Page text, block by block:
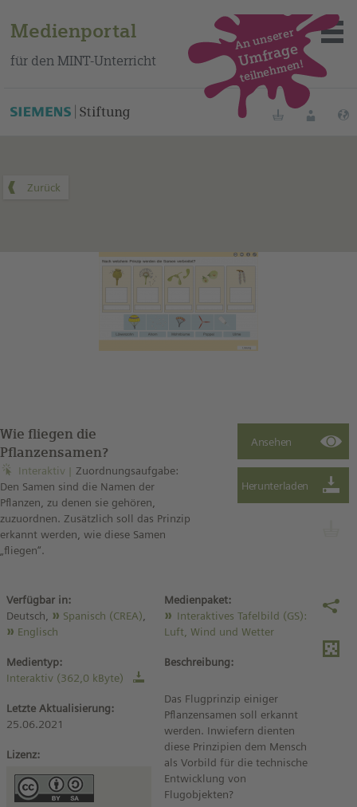
Medienportal
für den MINT-Unterricht
Über das Portal
Merklisten
An unserer
Umfrage
teilnehmen!
Wie fliegen die
Pflanzensamen?
Interaktiv
Zuordnungsaufgabe:
Den Samen sind die Namen der
Pflanzen, zu denen sie gehören,
zuzuordnen. Zusätzlich soll das Prinzip
erkannt werden, wie diese Samen
„fliegen“.
Verfügbar in:
Deutsch,
Spanisch (CREA)
Englisch
Medientyp:
Interaktiv (362,0 kByte)
Letzte Aktualisierung:
25.06.2021
Lizenz:
Medienpaket:
Interaktives Tafelbild (GS):
Luft, Wind und Wetter
Beschreibung:
Das Flugprinzip einiger
Pflanzensamen soll erkannt
werden. Inwiefern dienten
diese Prinzipien dem Mensch
als Vorbild für die technische
Entwicklung von
Flugobjekten?
Dieses Medium finden Sie auf unserem spanischen